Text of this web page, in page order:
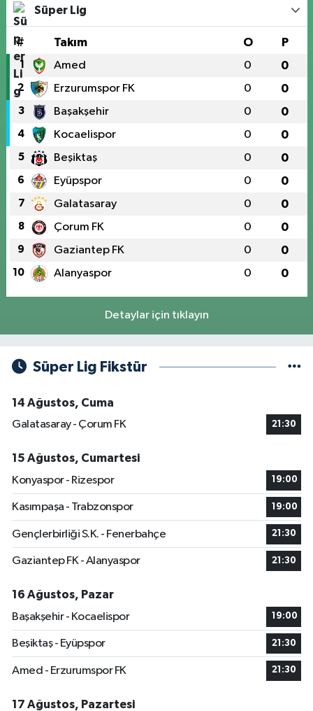
Süper Lig
# Takım O P
1 Amed 0 0
2 Erzurumspor FK 0 0
3 Başakşehir 0 0
4 Kocaelispor 0 0
5 Beşiktaş 0 0
6 Eyüpspor 0 0
7 Galatasaray 0 0
8 Çorum FK 0 0
9 Gaziantep FK 0 0
10 Alanyaspor 0 0
Detaylar için tıklayın
Süper Lig Fikstür
14 Ağustos, Cuma
Galatasaray - Çorum FK
21:30
15 Ağustos, Cumartesi
Konyaspor - Rizespor
19:00
Kasımpaşa - Trabzonspor 19:00
Gençlerbirliği S.K. - Fenerbahçe 21:30
Gaziantep FK - Alanyaspor 21:30
16 Ağustos, Pazar
Başakşehir - Kocaelispor
19:00
Beşiktaş - Eyüpspor 21:30
Amed - Erzurumspor FK 21:30
17 Ağustos, Pazartesi